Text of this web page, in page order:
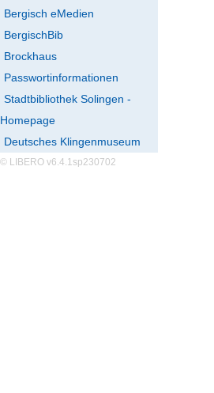
Bergisch eMedien
BergischBib
Brockhaus
Passwortinformationen
Stadtbibliothek Solingen -
Homepage
Deutsches Klingenmuseum
© LIBERO v6.4.1sp230702